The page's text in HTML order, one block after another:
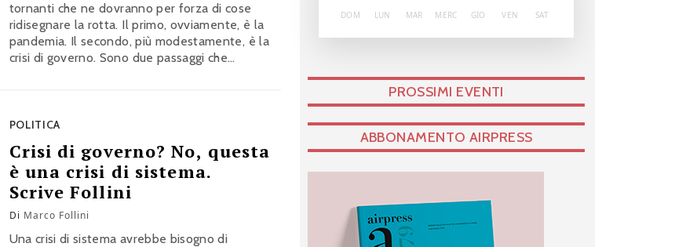
tornanti che ne dovranno per forza di cose
ridisegnare la rotta. Il primo, ovviamente, è la
pandemia. Il secondo, più modestamente, è la
crisi di governo. Sono due passaggi che
POLITICA
Crisi di governo? No, questa
è una crisi di sistema.
Scrive Follini
Di Marco Follini
Una crisi di sistema avrebbe bisogno di
DOM LUN MAR MERC GIO VEN SAT
PROSSIMI EVENTI
ABBONAMENTO AIRPRESS